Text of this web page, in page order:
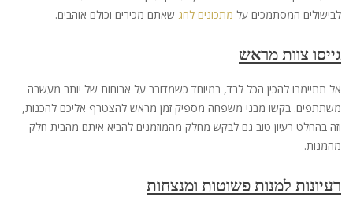
לבישולים המסתמכים על מתכונים לחג שאתם מכירים וכולם אוהבים.
גייסו צוות מראש
אל תתיימרו להכין הכל לבד, במיוחד כשמדובר על ארוחות של יותר מעשרה
משתתפים. בקשו מבני משפחה מספיק זמן מראש להצטרף אליכם להכנות,
וזה בהחלט רעיון טוב גם לבקש מחלק מהמוזמנים להביא איתם מהבית חלק
מהמנות.
רעיונות למנות פשוטות ומנצחות